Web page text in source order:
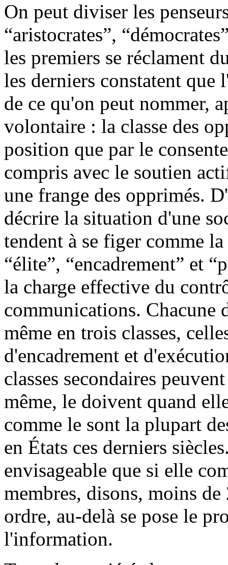
On peut diviser les
“aristocrates”,
les premiers se réclament
les derniers constatent que
de ce qu'on peut nommer,
volontaire : la classe des
position que par le
compris avec le soutien
une frange des opprimés.
décrire la situation d'une
tendent à se figer comme
“élite”, “encadrement” et
la charge effective du
communications. Chacune
même en trois classes,
d'encadrement et
classes secondaires
même, le doivent quand
comme le sont la plupart
en États ces derniers
envisageable que si elle
membres, disons, moins
ordre, au-delà se pose le
l'information.